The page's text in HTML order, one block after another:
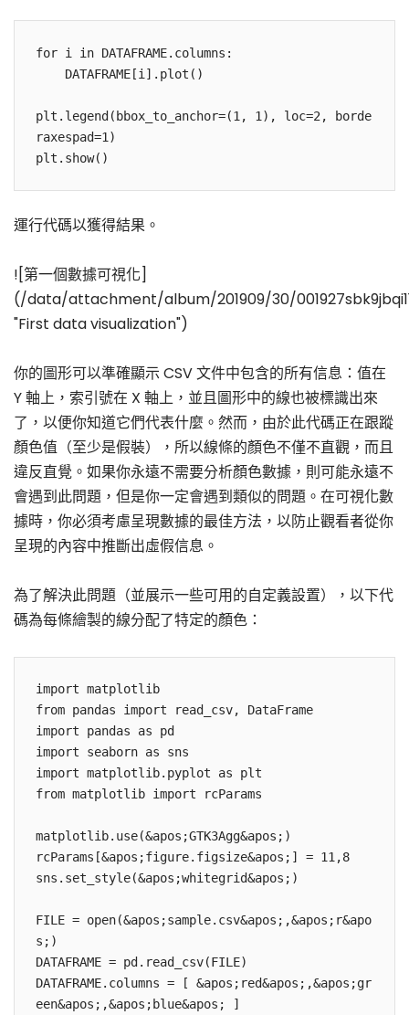
for i in DATAFRAME.columns:
    DATAFRAME[i].plot()
plt.legend(bbox_to_anchor=(1, 1), loc=2, borde
raxespad=1)
plt.show()
運行代碼以獲得結果。
![第一個數據可視化]
(/data/attachment/album/201909/30/
"First data visualization")
你的圖形可以準確顯示 CSV 文件中包含的所有信息：值在
Y 軸上，索引號在 X 軸上，並且圖形中的線也被標識出來
了，以便你知道它們代表什麼。然而，由於此代碼正在跟蹤
顏色值（至少是假裝），所以線條的顏色不僅不直觀，而且
違反直覺。如果你永遠不需要分析顏色數據，則可能永遠不
會遇到此問題，但是你一定會遇到類似的問題。在可視化數
據時，你必須考慮呈現數據的最佳方法，以防止觀看者從你
呈現的內容中推斷出虛假信息。
為了解決此問題（並展示一些可用的自定義設置），以下代
碼為每條繪製的線分配了特定的顏色：
import matplotlib
from pandas import read_csv, DataFrame
import pandas as pd
import seaborn as sns
import matplotlib.pyplot as plt
from matplotlib import rcParams
matplotlib.use(&apos;GTK3Agg&apos;)
rcParams[&apos;figure.figsize&apos;] = 11,8
sns.set_style(&apos;whitegrid&apos;)
FILE = open(&apos;sample.csv&apos;,&apos;r&apo
s;)
DATAFRAME = pd.read_csv(FILE)
DATAFRAME.columns = [ &apos;red&apos;,&apos;gr
een&apos;,&apos;blue&apos; ]